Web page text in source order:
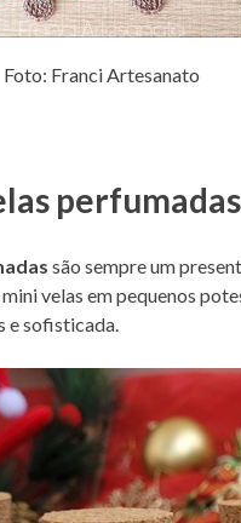
Foto: Franci Artesanato
perfumadas
são sempre um
velas em pequenos
e sofisticada.